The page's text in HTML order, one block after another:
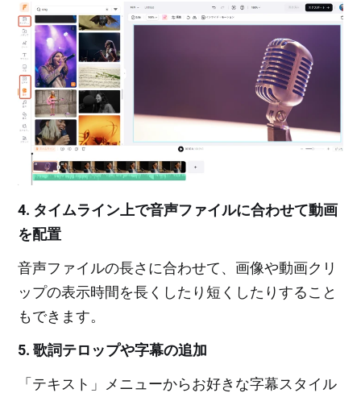
4. タイムライン上で音声ファイルに合わせて動画
を配置
音声ファイルの長さに合わせて、画像や動画クリ
ップの表示時間を長くしたり短くしたりすること
もできます。
5. 歌詞テロップや字幕の追加
「テキスト」メニューからお好きな字幕スタイル